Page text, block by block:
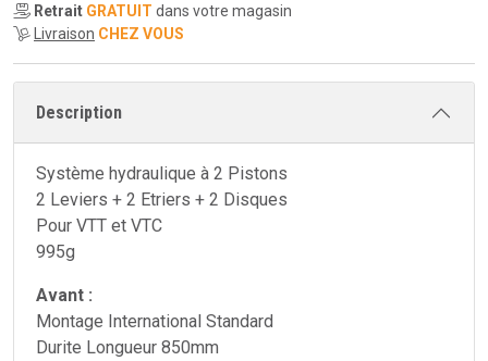
Retrait GRATUIT dans votre magasin
Livraison CHEZ VOUS
Description
Système hydraulique à 2 Pistons
2 Leviers + 2 Etriers + 2 Disques
Pour VTT et VTC
995g
Avant :
Montage International Standard
Durite Longueur 850mm